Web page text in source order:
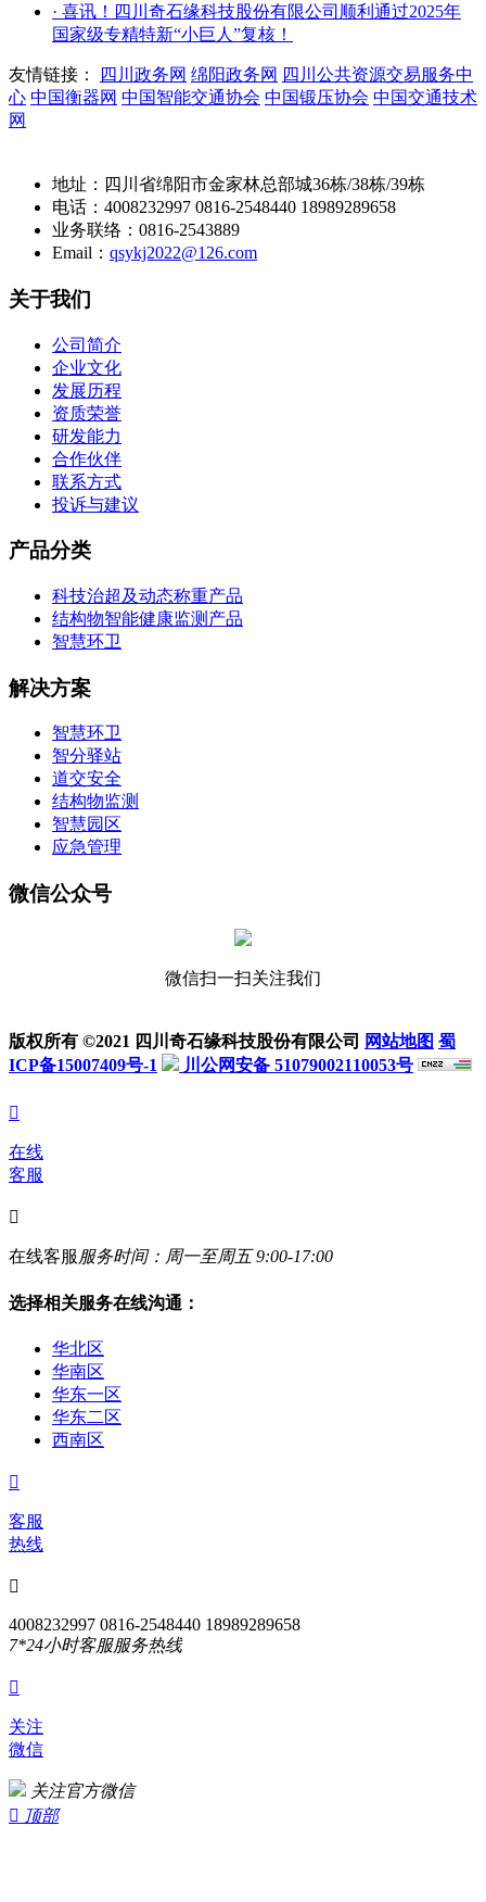
· 喜讯！四川奇石缘科技股份有限公司顺利通过2025年
国家级专精特新“小巨人”复核！
友情链接： 四川政务网 绵阳政务网 四川公共资源交易服务中
心 中国衡器网 中国智能交通协会 中国锻压协会 中国交通技术
网
地址：四川省绵阳市金家林总部城36栋/38栋/39栋
电话：4008232997 0816-2548440 18989289658
业务联络：0816-2543889
Email： qsykj2022@126.com
关于我们
公司简介
企业文化
发展历程
资质荣誉
研发能力
合作伙伴
联系方式
投诉与建议
产品分类
科技治超及动态称重产品
结构物智能健康监测产品
智慧环卫
解决方案
智慧环卫
智分驿站
道交安全
结构物监测
智慧园区
应急管理
微信公众号
微信扫一扫关注我们
版权所有 ©2021 四川奇石缘科技股份有限公司 网站地图 蜀
ICP备15007409号-1
川公网安备 51079002110053号

在线
客服

在线客服服务时间：周一至周五 9:00-17:00
选择相关服务在线沟通：
华北区
华南区
华东一区
华东二区
西南区

客服
热线

4008232997 0816-2548440 18989289658
7*24小时客服服务热线

关注
微信
关注官方微信
 顶部